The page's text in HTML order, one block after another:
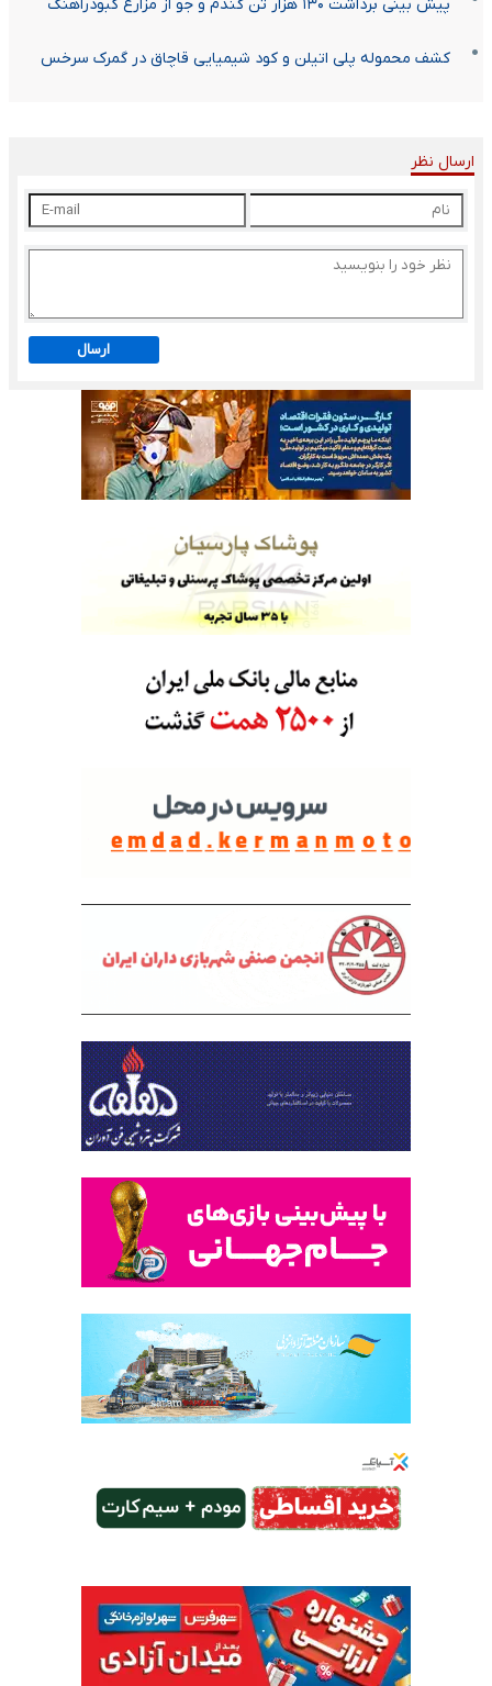
پیش بینی برداشت ۱۳۰ هزار تن گندم و جو از مزارع کبودراهنگ
کشف محموله پلی‌ اتیلن و کود شیمیایی قاچاق در گمرک سرخس
ارسال نظر
ارسال